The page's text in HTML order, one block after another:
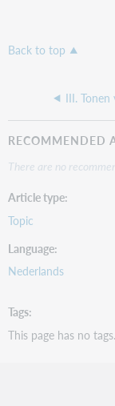
Back to top
RECOMMENDED
There are no
Article type
Topic
Language
Nederlands
Tags
This page has no tags.